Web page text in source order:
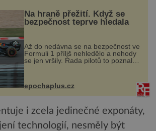
Na hraně přežití. Když se
bezpečnost teprve hledala
Až do nedávna se na bezpečnost ve
Formuli 1 příliš nehledělo a nehody
se jen vršily. Řada pilotů to poznala
na vlastní kůži, často s trvalými
následky nebo bohužel i ztrátou
života. Dnes nepochopiteln...
epochaplus.cz
i zcela jedinečné exponáty,
technologií, nesměly být